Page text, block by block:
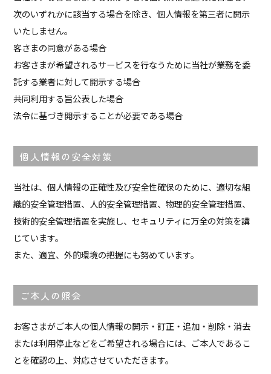
次のいずれかに該当する場合を除き、個人情報を第三者に開示
いたしません。
客さまの同意がある場合
お客さまが希望されるサービスを行なうために当社が業務を委
託する業者に対して開示する場合
共同利用する旨公表した場合
法令に基づき開示することが必要である場合
個人情報の安全対策
当社は、個人情報の正確性及び安全性確保のために、適切な組
織的安全管理措置、人的安全管理措置、物理的安全管理措置、
技術的安全管理措置を実施し、セキュリティに万全の対策を講
じています。
また、適宜、外的環境の把握にも努めています。
ご本人の照会
お客さまがご本人の個人情報の開示・訂正・追加・削除・消去
または利用停止などをご希望される場合には、ご本人であるこ
とを確認の上、対応させていただきます。